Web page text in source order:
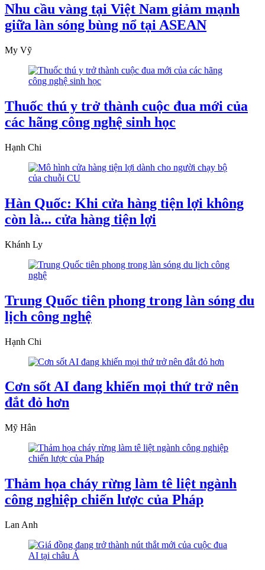
Nhu cầu vàng tại Việt Nam giảm mạnh
giữa làn sóng bùng nổ tại ASEAN
My Vỹ
Thuốc thú y trở thành cuộc đua mới của
các hãng công nghệ sinh học
Hạnh Chi
Hàn Quốc: Khi cửa hàng tiện lợi không
còn là... cửa hàng tiện lợi
Khánh Ly
Trung Quốc tiên phong trong làn sóng du
lịch công nghệ
Hạnh Chi
Cơn sốt AI đang khiến mọi thứ trở nên
đắt đỏ hơn
Mỹ Hân
Thảm họa cháy rừng làm tê liệt ngành
công nghiệp chiến lược của Pháp
Lan Anh